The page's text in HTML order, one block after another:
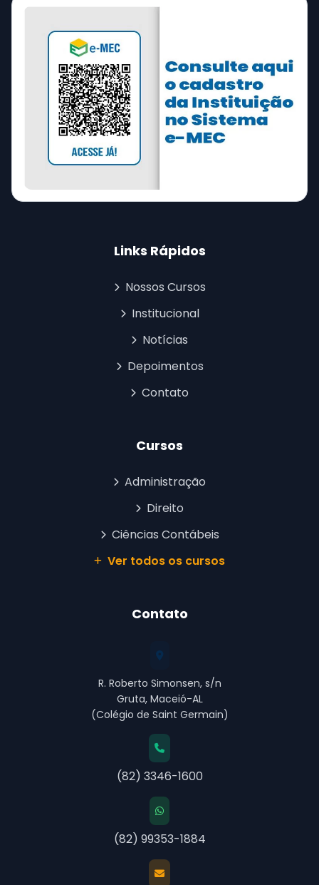
Links Rápidos
Nossos Cursos
Institucional
Notícias
Depoimentos
Contato
Cursos
Administração
Direito
Ciências Contábeis
Ver todos os cursos
Contato
R. Roberto Simonsen, s/n
Gruta, Maceió-AL
(Colégio de Saint Germain)
(82) 3346-1600
(82) 99353-1884